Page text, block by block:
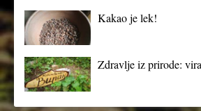
Kakao je lek!
Zdravlje iz prirode: